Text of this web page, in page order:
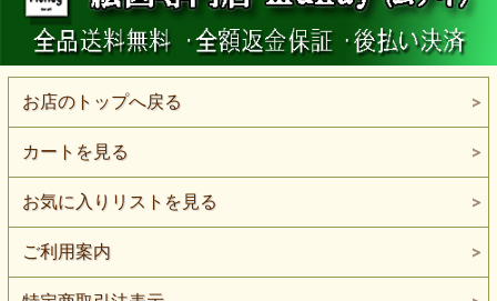
お店のトップへ戻る
カートを見る
お気に入りリストを見る
ご利用案内